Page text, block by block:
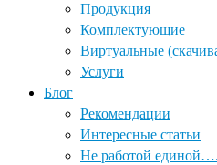
Продукция
Комплектующие
Виртуальные
Услуги
Блог
Рекомендации
Интересные статьи
Не работой единой….